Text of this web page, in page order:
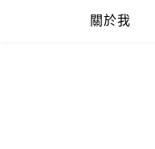
關於我